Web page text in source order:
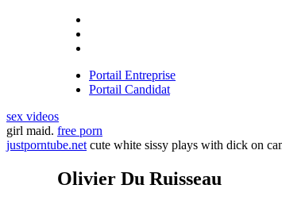
Portail Entreprise
Portail Candidat
sex videos
girl maid. free porn
justporntube.net cute white sissy plays with dick on
Olivier Du Ruisseau